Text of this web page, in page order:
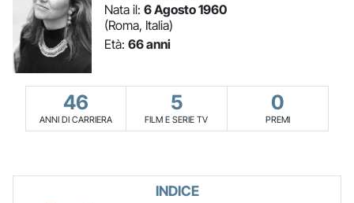
Nata il: 6 Agosto 1960
(Roma, Italia)
Età: 66 anni
46
ANNI DI CARRIERA
5
FILM E SERIE TV
0
PREMI
INDICE